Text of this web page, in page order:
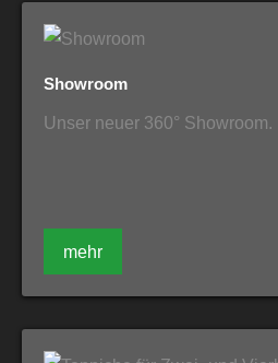
Showroom
Unser neuer 360° Showroom.
mehr